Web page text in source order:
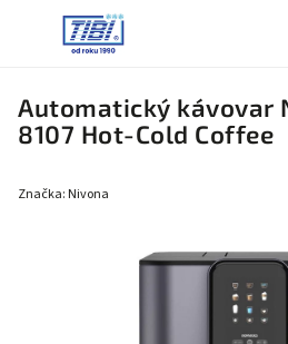
Automatický kávovar
8107 Hot-Cold Coffee
Značka: Nivona